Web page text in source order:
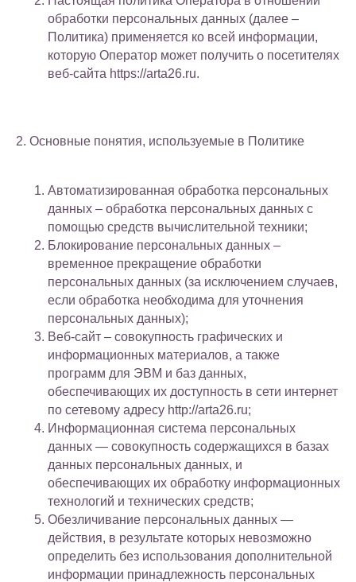
обработки персональных данных (далее –
Политика) применяется ко всей информации,
которую Оператор может получить о посетителях
веб-сайта https://arta26.ru.
2. Основные понятия, используемые в Политике
Автоматизированная обработка персональных
данных – обработка персональных данных с
помощью средств вычислительной техники;
Блокирование персональных данных –
временное прекращение обработки
персональных данных (за исключением случаев,
если обработка необходима для уточнения
персональных данных);
Веб-сайт – совокупность графических и
информационных материалов, а также
программ для ЭВМ и баз данных,
обеспечивающих их доступность в сети интернет
по сетевому адресу http://arta26.ru;
Информационная система персональных
данных — совокупность содержащихся в базах
данных персональных данных, и
обеспечивающих их обработку информационных
технологий и технических средств;
Обезличивание персональных данных —
действия, в результате которых невозможно
определить без использования дополнительной
информации принадлежность персональных